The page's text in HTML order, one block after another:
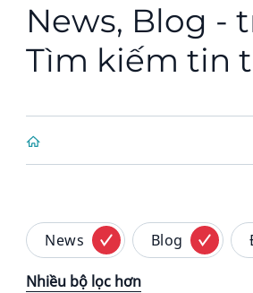
News, Blog -
Tìm kiếm tin
News Blog
Nhiều bộ lọc hơn